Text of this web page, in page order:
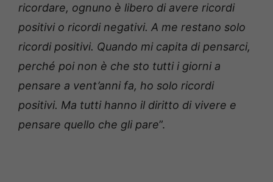
ricordare, ognuno è libero di avere ricordi
positivi o ricordi negativi. A me restano solo
ricordi positivi. Quando mi capita di pensarci,
perché poi non è che sto tutti i giorni a
pensare a vent’anni fa, ho solo ricordi
positivi. Ma tutti hanno il diritto di vivere e
pensare quello che gli pare”.